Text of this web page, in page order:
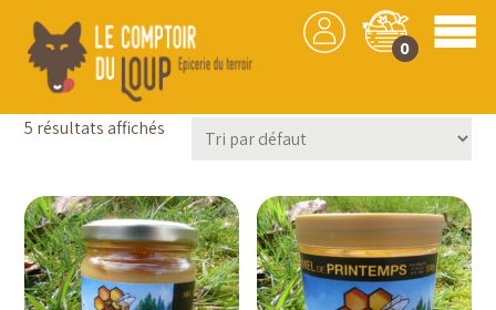
0
Tartinables
5 résultats affichés